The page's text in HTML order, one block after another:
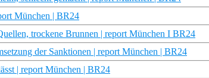
München | BR24
trockene Brunnen | report München I BR24
der Sanktionen | report München | BR24
| report München | BR24